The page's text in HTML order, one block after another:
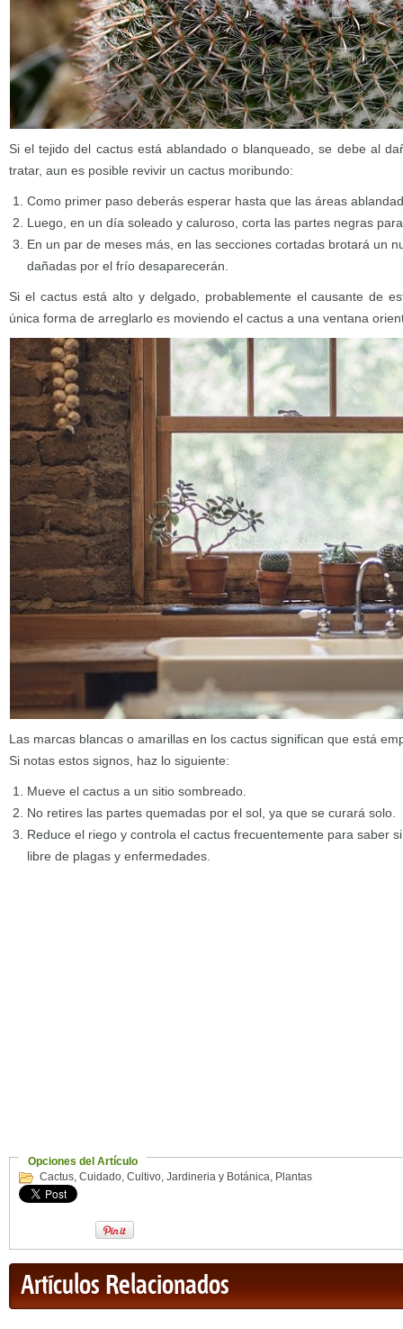
Si el tejido del cactus está ablandado o blanqueado, se debe al
tratar, aun es posible revivir un cactus moribundo:
Como primer paso deberás esperar hasta que las áreas
Luego, en un día soleado y caluroso, corta las partes negras
En un par de meses más, en las secciones cortadas brotará un
dañadas por el frío desaparecerán.
Si el cactus está alto y delgado, probablemente el causante de
única forma de arreglarlo es moviendo el cactus a una ventana
Las marcas blancas o amarillas en los cactus significan que está
Si notas estos signos, haz lo siguiente:
Mueve el cactus a un sitio sombreado.
No retires las partes quemadas por el sol, ya que se curará solo.
Reduce el riego y controla el cactus frecuentemente para saber
libre de plagas y enfermedades.
Opciones del Artículo
Cactus, Cuidado, Cultivo, Jardineria y Botánica, Plantas
Artículos Relacionados